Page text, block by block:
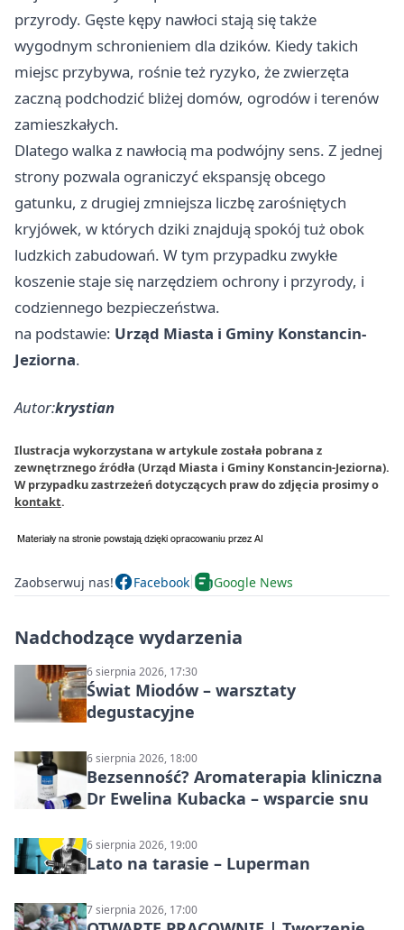
przyrody. Gęste kępy nawłoci stają się także
wygodnym schronieniem dla dzików. Kiedy takich
miejsc przybywa, rośnie też ryzyko, że zwierzęta
zaczną podchodzić bliżej domów, ogrodów i terenów
zamieszkałych.
Dlatego walka z nawłocią ma podwójny sens. Z jednej
strony pozwala ograniczyć ekspansję obcego
gatunku, z drugiej zmniejsza liczbę zarośniętych
kryjówek, w których dziki znajdują spokój tuż obok
ludzkich zabudowań. W tym przypadku zwykłe
koszenie staje się narzędziem ochrony i przyrody, i
codziennego bezpieczeństwa.
na podstawie: Urząd Miasta i Gminy Konstancin-
Jeziorna.
Autor:krystian
Ilustracja wykorzystana w artykule została pobrana z
zewnętrznego źródła (Urząd Miasta i Gminy Konstancin-Jeziorna).
W przypadku zastrzeżeń dotyczących praw do zdjęcia prosimy o
kontakt.
Zaobserwuj nas! Facebook Google News
Nadchodzące wydarzenia
6 sierpnia 2026, 17:30
Świat Miodów – warsztaty
degustacyjne
6 sierpnia 2026, 18:00
Bezsenność? Aromaterapia kliniczna
Dr Ewelina Kubacka – wsparcie snu
6 sierpnia 2026, 19:00
Lato na tarasie – Luperman
7 sierpnia 2026, 17:00